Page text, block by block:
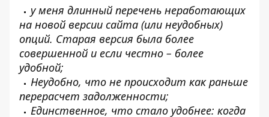
у меня длинный перечень неработающих
на новой версии сайта (или неудобных)
опций. Старая версия была более
совершенной и если честно – более
удобной;
Неудобно, что не происходит как раньше
перерасчет задолженности;
Единственное, что стало удобнее: когда